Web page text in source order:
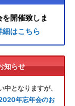
開催致しま
はこちら
知らせ
となりますが、
年忘年会のお